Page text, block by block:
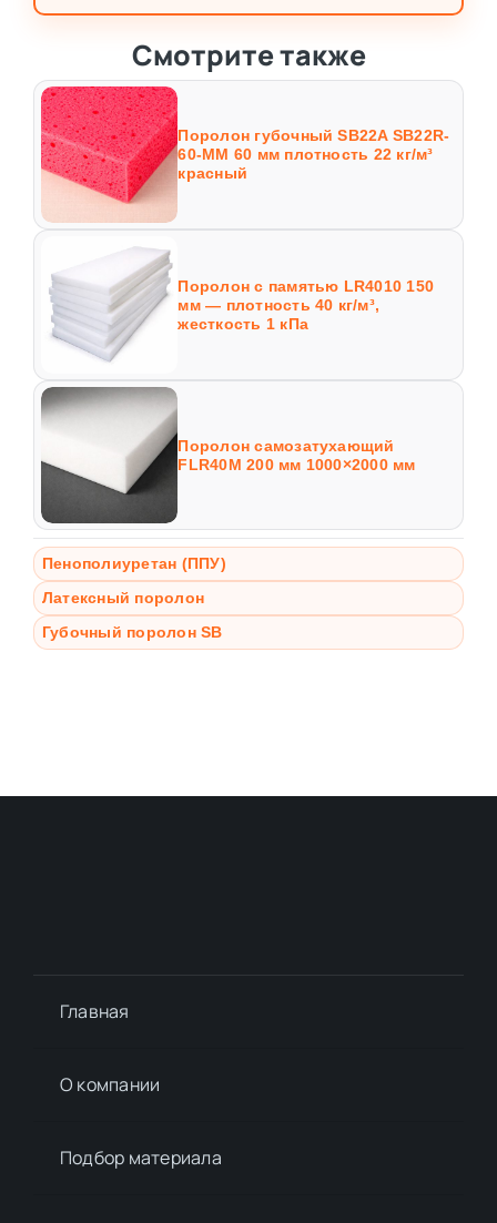
Смотрите также
Поролон губочный SB22A SB22R-
60-MM 60 мм плотность 22 кг/м³
красный
Поролон с памятью LR4010 150
мм — плотность 40 кг/м³,
жесткость 1 кПа
Поролон самозатухающий
FLR40M 200 мм 1000×2000 мм
Пенополиуретан (ППУ)
Латексный поролон
Губочный поролон SB
Главная
О компании
Подбор материалa